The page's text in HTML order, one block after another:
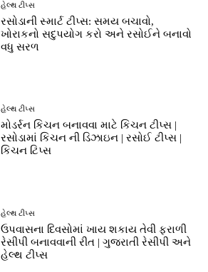
હેલ્થ ટીપ્સ
રસોડાની સ્માર્ટ ટીપ્સ: સમય બચાવો,
ખોરાકનો સદુપયોગ કરો અને રસોઈને બનાવો
વધુ સરળ
હેલ્થ ટીપ્સ
મોડર્રન કિચન બનાવવા માટે કિચન ટીપ્સ |
રસોડામાં કિચન ની ડિઝાઇન | રસોઈ ટીપ્સ |
કિચન ટિપ્સ
હેલ્થ ટીપ્સ
ઉપવાસના દિવસોમાં ખાય શકાય તેવી ફરાળી
રેસીપી બનાવવાની રીત | ગુજરાતી રેસીપી અને
હેલ્થ ટીપ્સ